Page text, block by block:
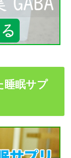
睡眠サプ